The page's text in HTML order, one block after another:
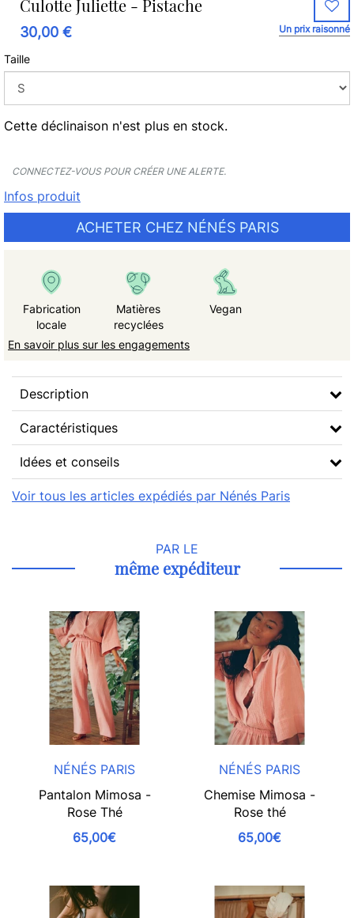
Culotte Juliette - Pistache
30,00 € Un prix raisonné
Taille
Cette déclinaison n'est plus en stock.
CONNECTEZ-VOUS POUR CRÉER UNE ALERTE.
Infos produit
ACHETER CHEZ NÉNÉS PARIS
Fabrication
locale
Matières
recyclées
Vegan
En savoir plus sur les engagements
Description
Caractéristiques
Idées et conseils
Voir tous les articles expédiés par Nénés Paris
PAR LE
même expéditeur
NÉNÉS PARIS
Pantalon Mimosa -
Rose Thé
65,00€
NÉNÉS PARIS
Chemise Mimosa -
Rose thé
65,00€